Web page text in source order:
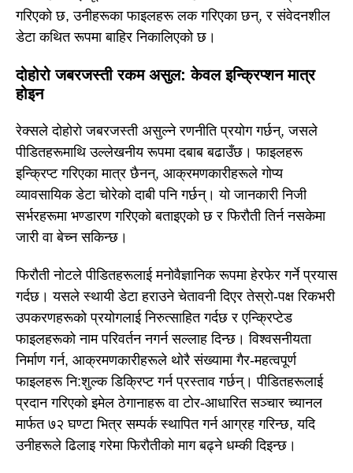
गरिएको छ, उनीहरूका फाइलहरू लक गरिएका छन्, र संवेदनशील
डेटा कथित रूपमा बाहिर निकालिएको छ।
दोहोरो जबरजस्ती रकम असुल: केवल इन्क्रिप्शन मात्र
होइन
रेक्सले दोहोरो जबरजस्ती असुल्ने रणनीति प्रयोग गर्छन्, जसले
पीडितहरूमाथि उल्लेखनीय रूपमा दबाब बढाउँछ। फाइलहरू
इन्क्रिप्ट गरिएका मात्र छैनन्, आक्रमणकारीहरूले गोप्य
व्यावसायिक डेटा चोरेको दाबी पनि गर्छन्। यो जानकारी निजी
सर्भरहरूमा भण्डारण गरिएको बताइएको छ र फिरौती तिर्न नसकेमा
जारी वा बेच्न सकिन्छ।
फिरौती नोटले पीडितहरूलाई मनोवैज्ञानिक रूपमा हेरफेर गर्ने प्रयास
गर्दछ। यसले स्थायी डेटा हराउने चेतावनी दिएर तेस्रो-पक्ष रिकभरी
उपकरणहरूको प्रयोगलाई निरुत्साहित गर्दछ र एन्क्रिप्टेड
फाइलहरूको नाम परिवर्तन नगर्न सल्लाह दिन्छ। विश्वसनीयता
निर्माण गर्न, आक्रमणकारीहरूले थोरै संख्यामा गैर-महत्वपूर्ण
फाइलहरू नि:शुल्क डिक्रिप्ट गर्न प्रस्ताव गर्छन्। पीडितहरूलाई
प्रदान गरिएको इमेल ठेगानाहरू वा टोर-आधारित सञ्चार च्यानल
मार्फत ७२ घण्टा भित्र सम्पर्क स्थापित गर्न आग्रह गरिन्छ, यदि
उनीहरूले ढिलाइ गरेमा फिरौतीको माग बढ्ने धम्की दिइन्छ।